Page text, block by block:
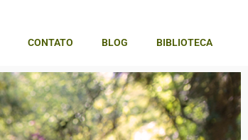
CONTATO BLOG BIBLIOTECA